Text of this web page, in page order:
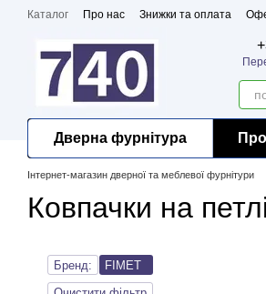
Перейти до основного контенту
Каталог Про нас Знижки та оплата
Дверна фурнітура
Інтернет-магазин дверної та меблевої фурнітури
Ковпачки на
Бренд:
FIMET